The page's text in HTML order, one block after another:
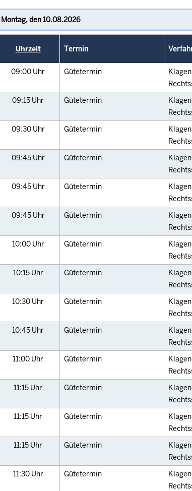
Uhrzeit Termin
09:00 Uhr Gütetermin
09:15 Uhr Gütetermin
09:30 Uhr Gütetermin
09:45 Uhr Gütetermin
09:45 Uhr Gütetermin
09:45 Uhr Gütetermin
10:00 Uhr Gütetermin
10:15 Uhr Gütetermin
10:30 Uhr Gütetermin
10:45 Uhr Gütetermin
11:00 Uhr Gütetermin
11:15 Uhr Gütetermin
11:15 Uhr Gütetermin
11:15 Uhr Gütetermin
11:30 Uhr Gütetermin